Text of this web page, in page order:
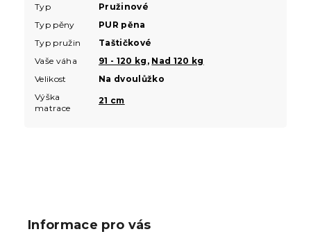
Typ
Pružinové
Typ pěny
PUR pěna
Typ pružin
Taštičkové
Vaše váha
91 - 120 kg , Nad 120 kg
Velikost
Na dvoulůžko
Výška
matrace
21 cm
Informace pro vás